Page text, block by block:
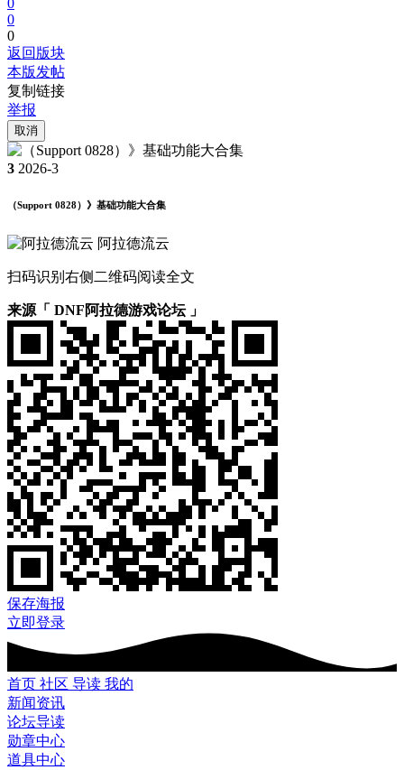
0
0
0
返回版块
本版发帖
复制链接
举报
取消
3 2026-3
（Support 0828）》基础功能大合集
阿拉德流云
扫码识别右侧二维码阅读全文
来源「 DNF阿拉德游戏论坛 」
保存海报
立即登录
首页 社区 导读 我的
新闻资讯
论坛导读
勋章中心
道具中心